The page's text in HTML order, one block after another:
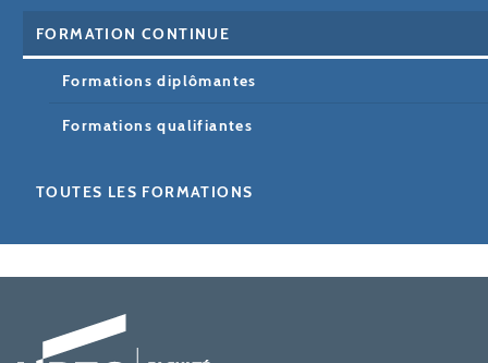
FORMATION CONTINUE
Formations diplômantes
Formations qualifiantes
TOUTES LES FORMATIONS